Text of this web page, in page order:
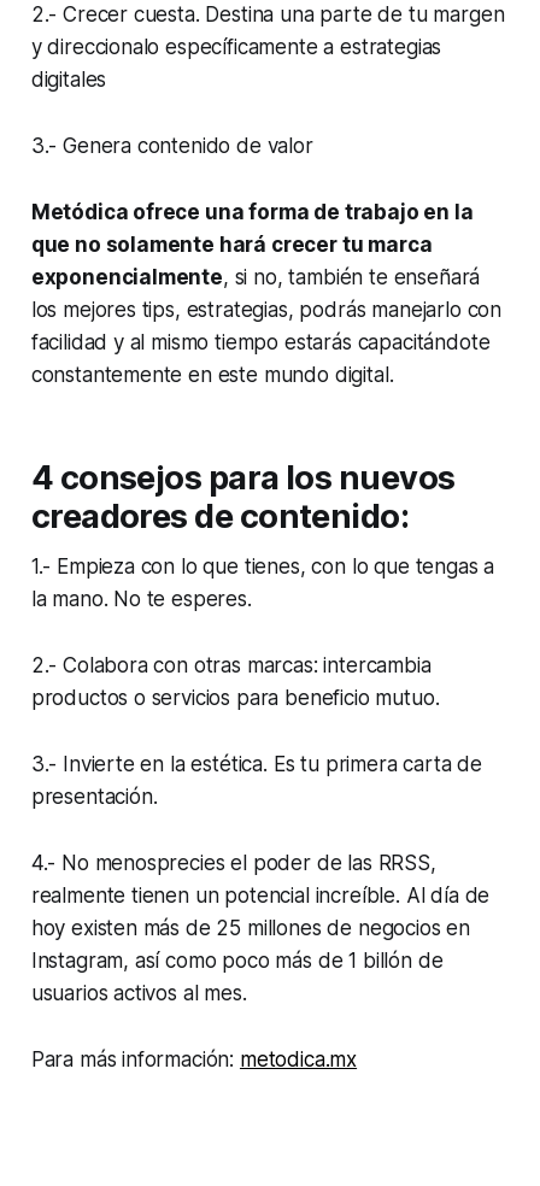
2.- Crecer cuesta. Destina una parte de tu margen
y direccionalo específicamente a estrategias
digitales
3.- Genera contenido de valor
Metódica ofrece una forma de trabajo en la
que no solamente hará crecer tu marca
exponencialmente, si no, también te enseñará
los mejores tips, estrategias, podrás manejarlo con
facilidad y al mismo tiempo estarás capacitándote
constantemente en este mundo digital.
4 consejos para los nuevos
creadores de contenido:
1.- Empieza con lo que tienes, con lo que tengas a
la mano. No te esperes.
2.- Colabora con otras marcas: intercambia
productos o servicios para beneficio mutuo.
3.- Invierte en la estética. Es tu primera carta de
presentación.
4.- No menosprecies el poder de las RRSS,
realmente tienen un potencial increíble. Al día de
hoy existen más de 25 millones de negocios en
Instagram, así como poco más de 1 billón de
usuarios activos al mes.
Para más información: metodica.mx